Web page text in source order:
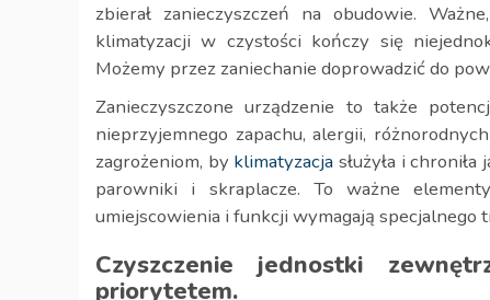
zbierał zanieczyszczeń na obudowie.
klimatyzacji w czystości kończy się
Możemy przez zaniechanie doprowadzić do
Zanieczyszczone urządzenie to także
nieprzyjemnego zapachu, alergii,
zagrożeniom, by klimatyzacja służyła i
parowniki i skraplacze. To ważne
umiejscowienia i funkcji wymagają specjalnego
Czyszczenie jednostki
priorytetem.